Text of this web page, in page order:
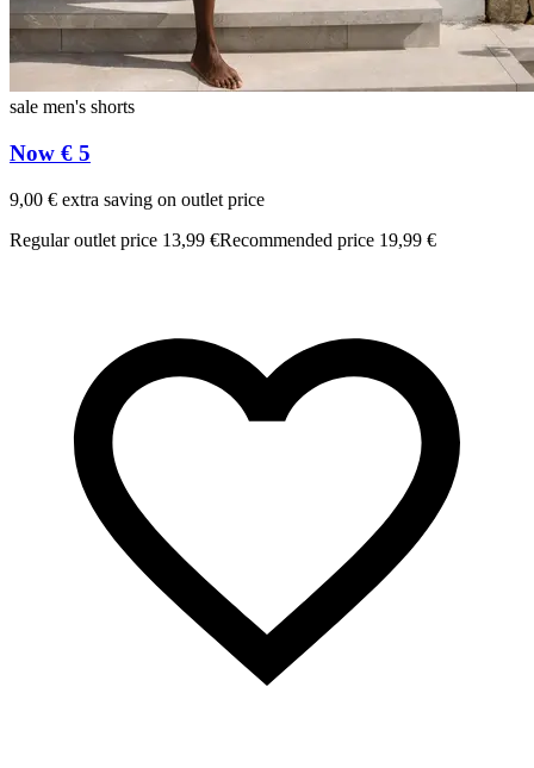
sale men's shorts
Now € 5
9,00 € extra saving on outlet price
Regular outlet price 13,99 €Recommended price 19,99 €